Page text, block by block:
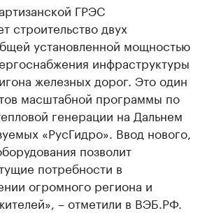
ГРЭС
строительство двух
установленной мощностью
инфраструктуры
железных дорог. Это один
масштабной программы по
генерации на Дальнем
«РусГидро». Ввод нового,
позволит
потребности в
огромного региона и
– отметили в ВЭБ.РФ.